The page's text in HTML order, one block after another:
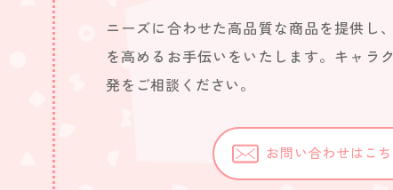
ニーズに合わせた高品質な商品を提供し
を高めるお手伝いをいたします。キャラ
発をご相談ください。
お問い合わせはこち